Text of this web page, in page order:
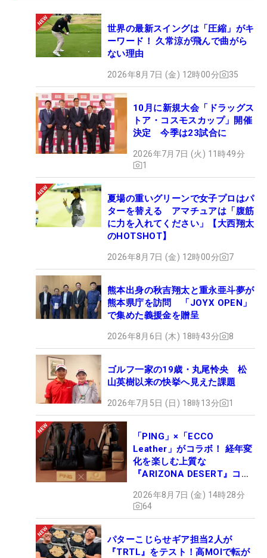
世界の最新スイングは「圧縮」がキ
ーワード！ 久常涼が飛んで曲がら
ない理由
2026年8月7日 (金) 12時00分 35
10月に新規大会「ドラッグス
トア・コスモスカップ」開催
決定 今季は23試合に
2026年7月7日 (火) 11時49分
1
夏場の重いグリーンで女子プロはパ
ターを替える アマチュアは「腹筋
に力を入れてください」【大西翔太
のHOTSHOT】
2026年8月7日 (金) 12時00分 7
熊本出身の秋吉翔太と重永亜斗夢が
熊本県庁を訪問 「JOYX OPEN」
で集めた義援金を贈呈
2026年8月6日 (木) 18時43分 8
ゴルフ一家の19歳・丸尾怜央 松
山英樹以来の快挙へ見えた課題
2026年7月5日 (日) 18時13分 1
「PING」×「ECCO
Leather」がコラボ！ 経年変
化を楽しむ上質な
『ARIZONA DESERT』コレ
ュー
2026年8月7日 (金) 14時28分
64
パターこじらせギア担当2人が
『TRTL』をテスト！高MOIで転が